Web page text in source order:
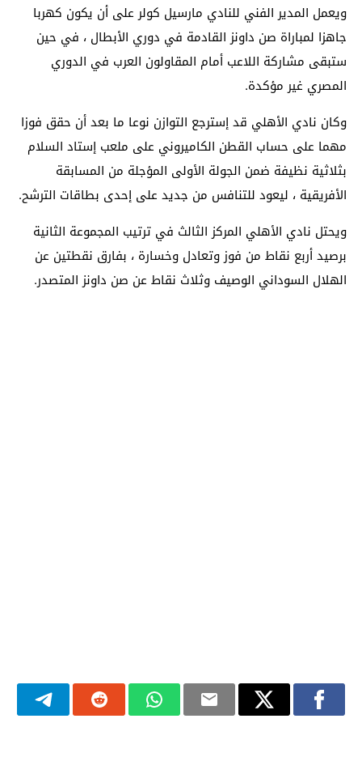
ويعمل المدير الفني للنادي مارسيل كولر على أن يكون كهربا
جاهزا لمباراة صن داونز القادمة في دوري الأبطال ، في حين
ستبقى مشاركة اللاعب أمام المقاولون العرب في الدوري
المصري غير مؤكدة.
وكان نادي الأهلي قد إسترجع التوازن نوعا ما بعد أن حقق فوزا
مهما على حساب القطن الكاميروني على ملعب إستاد السلام
بثلاثية نظيفة ضمن الجولة الأولى المؤجلة من المسابقة
الأفريقية ، ليعود للتنافس من جديد على إحدى بطاقات الترشح.
ويحتل نادي الأهلي المركز الثالث في ترتيب المجموعة الثانية
برصيد أربع نقاط من فوز وتعادل وخسارة ، بفارق نقطتين عن
الهلال السوداني الوصيف وثلاث نقاط عن صن داونز المتصدر.